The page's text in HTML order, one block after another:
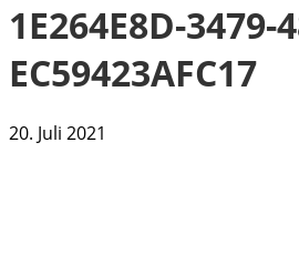
1E264E8D-3479-
EC59423AFC17
20. Juli 2021